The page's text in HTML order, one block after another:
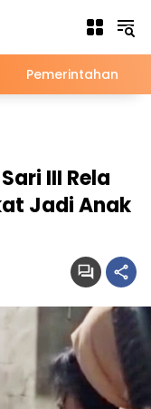
Pemerintahan
III Rela
Jadi Anak